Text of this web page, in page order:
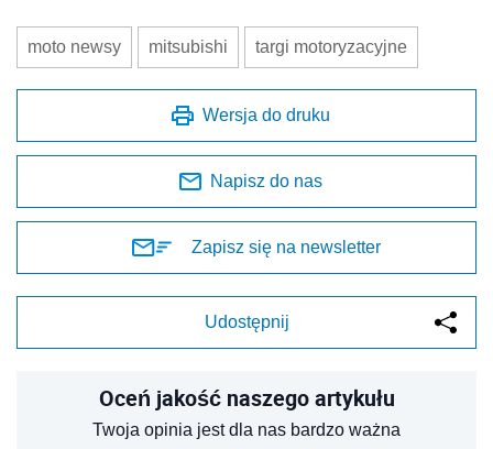
moto newsy mitsubishi targi motoryzacyjne
Wersja do druku
Napisz do nas
Zapisz się na newsletter
Udostępnij
Oceń jakość naszego artykułu
Twoja opinia jest dla nas bardzo ważna